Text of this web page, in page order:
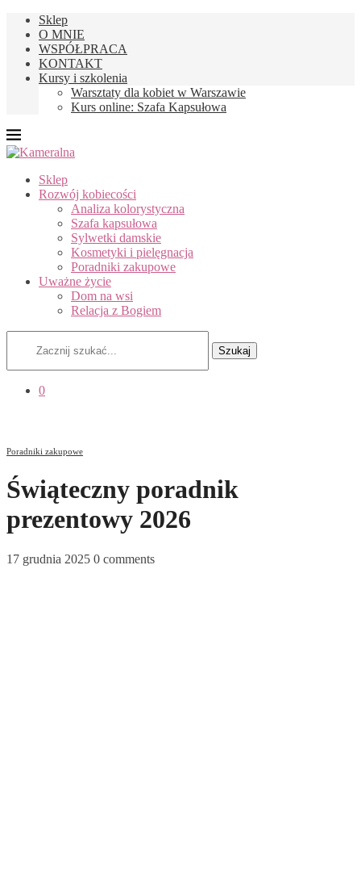
Sklep
O MNIE
WSPÓŁPRACA
KONTAKT
Kursy i szkolenia
Warsztaty dla kobiet w Warszawie
Kurs online: Szafa Kapsułowa
Sklep
Rozwój kobiecości
Analiza kolorystyczna
Szafa kapsułowa
Sylwetki damskie
Kosmetyki i pielęgnacja
Poradniki zakupowe
Uważne życie
Dom na wsi
Relacja z Bogiem
Szukaj
0
Poradniki zakupowe
Świąteczny poradnik
prezentowy 2026
17 grudnia 2025 0 comments